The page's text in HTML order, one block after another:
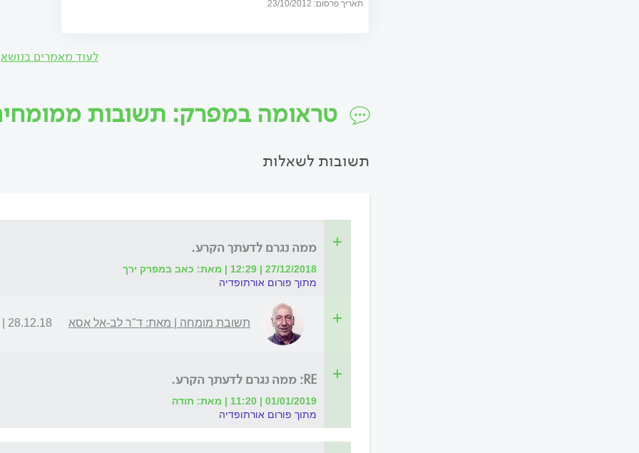
תאריך פרסום: 23/10/2012
לעוד מאמרים בנושא
טראומה במפרק: תשובות ממומחים
תשובות לשאלות
ממה נגרם לדעתך הקרע.
27/12/2018 | 12:29 | מאת: כאב במפרק ירך
מתוך פורום אורתופדיה
תשובת מומחה | מאת: ד"ר לב-אל אסא 28.12.18 | 10:32
RE: ממה נגרם לדעתך הקרע.
01/01/2019 | 11:20 | מאת: תודה
מתוך פורום אורתופדיה